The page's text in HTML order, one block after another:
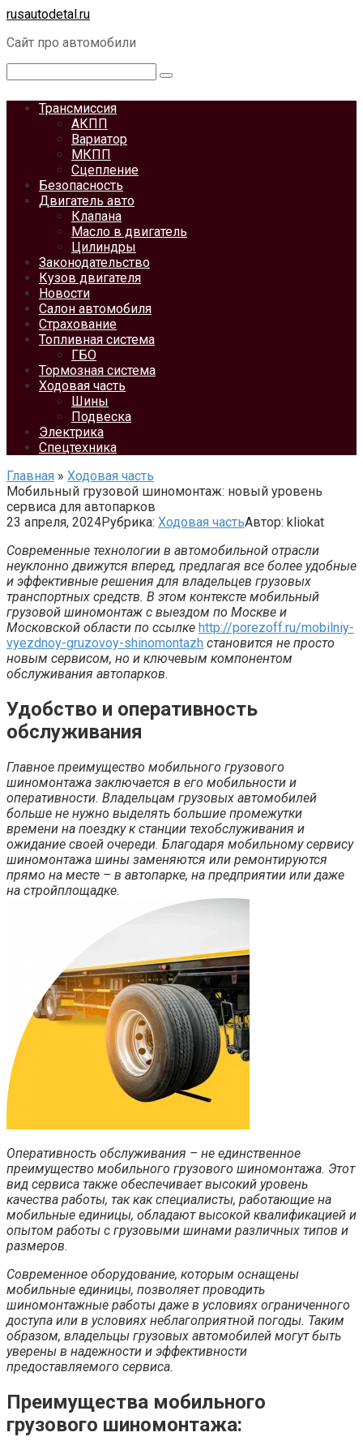
Перейти
контенту
rusautodetal.ru
Сайт про автомобили
Трансмиссия
АКПП
Вариатор
МКПП
Сцепление
Безопасность
Двигатель авто
Клапана
Масло в двигатель
Цилиндры
Законодательство
Кузов двигателя
Новости
Салон автомобиля
Страхование
Топливная система
ГБО
Тормозная система
Ходовая часть
Шины
Подвеска
Электрика
Спецтехника
Главная » Ходовая часть
Мобильный грузовой шиномонтаж: новый уровень
сервиса для автопарков
23 апреля, 2024Рубрика: Ходовая частьАвтор: kliokat
Современные технологии в автомобильной отрасли
неуклонно движутся вперед, предлагая все более удобные
и эффективные решения для владельцев грузовых
транспортных средств. В этом контексте мобильный
грузовой шиномонтаж с выездом по Москве и
Московской области по ссылке http://porezoff.ru/mobilniy-
vyezdnoy-gruzovoy-shinomontazh становится не просто
новым сервисом, но и ключевым компонентом
обслуживания автопарков.
Удобство и оперативность
обслуживания
Главное преимущество мобильного грузового
шиномонтажа заключается в его мобильности и
оперативности. Владельцам грузовых автомобилей
больше не нужно выделять большие промежутки
времени на поездку к станции техобслуживания и
ожидание своей очереди. Благодаря мобильному сервису
шиномонтажа шины заменяются или ремонтируются
прямо на месте – в автопарке, на предприятии или даже
на стройплощадке.
Оперативность обслуживания – не единственное
преимущество мобильного грузового шиномонтажа. Этот
вид сервиса также обеспечивает высокий уровень
качества работы, так как специалисты, работающие на
мобильные единицы, обладают высокой квалификацией и
опытом работы с грузовыми шинами различных типов и
размеров.
Современное оборудование, которым оснащены
мобильные единицы, позволяет проводить
шиномонтажные работы даже в условиях ограниченного
доступа или в условиях неблагоприятной погоды. Таким
образом, владельцы грузовых автомобилей могут быть
уверены в надежности и эффективности
предоставляемого сервиса.
Преимущества мобильного
грузового шиномонтажа: